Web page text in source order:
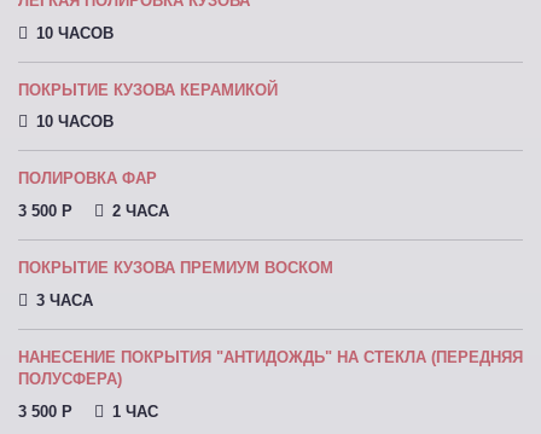
10 ЧАСОВ
ПОКРЫТИЕ КУЗОВА КЕРАМИКОЙ
10 ЧАСОВ
ПОЛИРОВКА ФАР
3 500 P
2 ЧАСА
ПОКРЫТИЕ КУЗОВА ПРЕМИУМ ВОСКОМ
3 ЧАСА
НАНЕСЕНИЕ ПОКРЫТИЯ "АНТИДОЖДЬ" НА СТЕКЛА (ПЕРЕДНЯЯ
ПОЛУСФЕРА)
3 500 P
1 ЧАС